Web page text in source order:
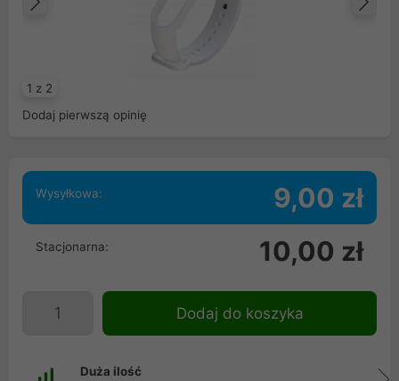
1 z 2
Dodaj pierwszą opinię
Wysyłkowa: 9,00 zł
Stacjonarna: 10,00 zł
Dodaj do koszyka
Duża ilość